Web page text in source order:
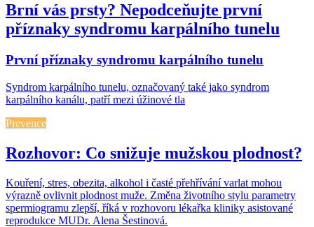
Brní vás prsty? Nepodceňujte první
příznaky syndromu karpálního tunelu
První příznaky syndromu karpálního tunelu
Syndrom karpálního tunelu, označovaný také jako syndrom
karpálního kanálu, patří mezi úžinové tla
Prevence
Rozhovor: Co snižuje mužskou plodnost?
Kouření, stres, obezita, alkohol i časté přehřívání varlat mohou
výrazně ovlivnit plodnost muže. Změna životního stylu parametry
spermiogramu zlepší, říká v rozhovoru lékařka kliniky asistované
reprodukce MUDr. Alena Šestinová.